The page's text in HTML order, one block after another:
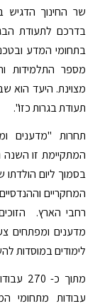
שר החינוך הדגיש
בדרכם לתעודת
מספר התלמידות
תעודת בגרות כזו".
תחרות "מדענים
בסמוך ליום הולדתו
המחקריים
רחבי הארץ.
מדענים ומפתחים
לימודים במוסדות
עבודות מתחומי